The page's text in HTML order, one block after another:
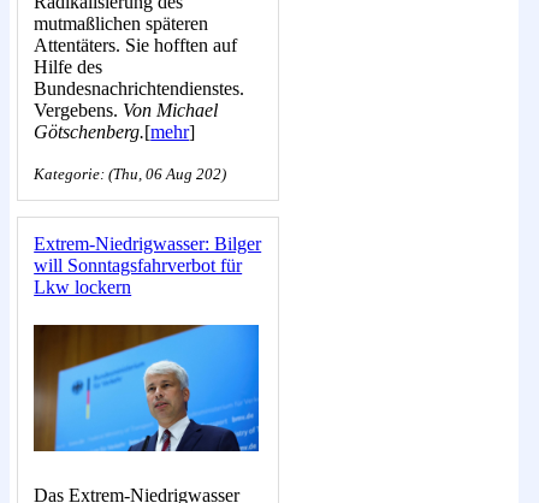
mutmaßlichen späteren
Attentäters. Sie hofften auf
Hilfe des
Bundesnachrichtendienstes.
Vergebens. Von Michael
Götschenberg.[mehr]
Kategorie: (Thu, 06 Aug 202)
Extrem-Niedrigwasser: Bilger
will Sonntagsfahrverbot für
Lkw lockern
Das Extrem-Niedrigwasser